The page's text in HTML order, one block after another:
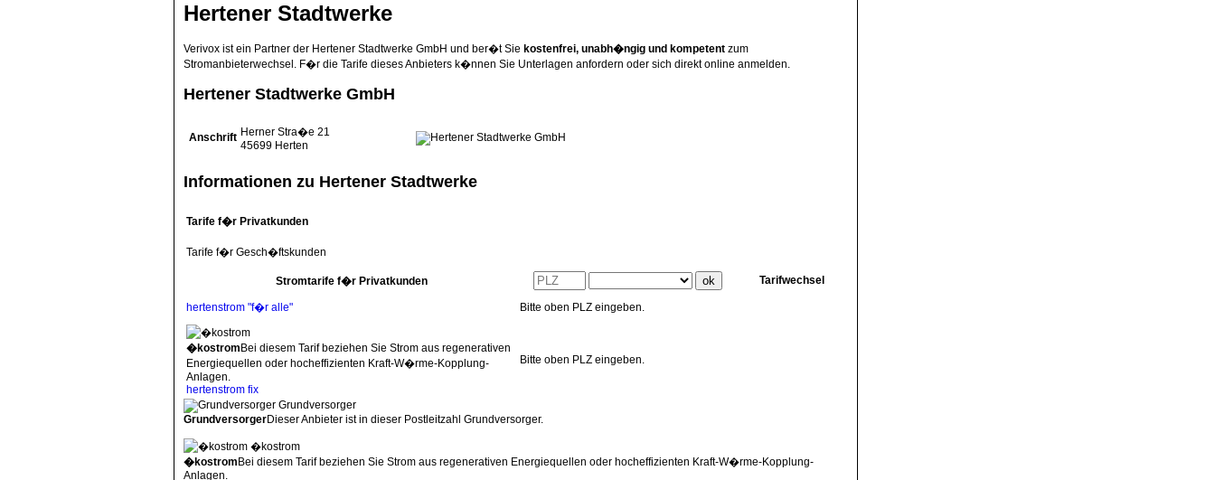
Hertener Stadtwerke
Verivox ist ein Partner der Hertener Stadtwerke GmbH und ber�t Sie kostenfrei, unabh�ngig und kompetent zum
Stromanbieterwechsel. F�r die Tarife dieses Anbieters k�nnen Sie Unterlagen anfordern oder sich direkt online anmelden.
Hertener Stadtwerke GmbH
Anschrift Herner Stra�e 21
45699 Herten
Informationen zu Hertener Stadtwerke
Tarife f�r Privatkunden
Tarife f�r Gesch�ftskunden
Stromtarife f�r Privatkunden Tarifwechsel
hertenstrom "f�r alle" Bitte oben PLZ eingeben.
�kostrom Bei diesem Tarif beziehen Sie Strom aus regenerativen
Energiequellen oder hocheffizienten Kraft-W�rme-Kopplung-
Anlagen.
hertenstrom fix
Bitte oben PLZ eingeben.
Grundversorger
GrundversorgerDieser Anbieter ist in dieser Postleitzahl Grundversorger.
�kostrom
�kostrom Bei diesem Tarif beziehen Sie Strom aus regenerativen Energiequellen oder hocheffizienten Kraft-W�rme-Kopplung-
Anlagen.